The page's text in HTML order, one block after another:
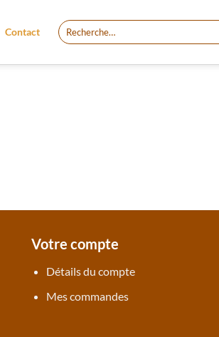
Contact
Recherche
pour :
Votre compte
Détails du compte
Mes commandes